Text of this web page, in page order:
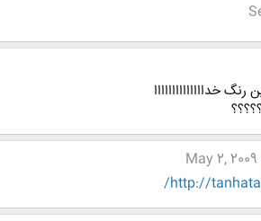
خداااااااااااااا
May 2, 2009
http://